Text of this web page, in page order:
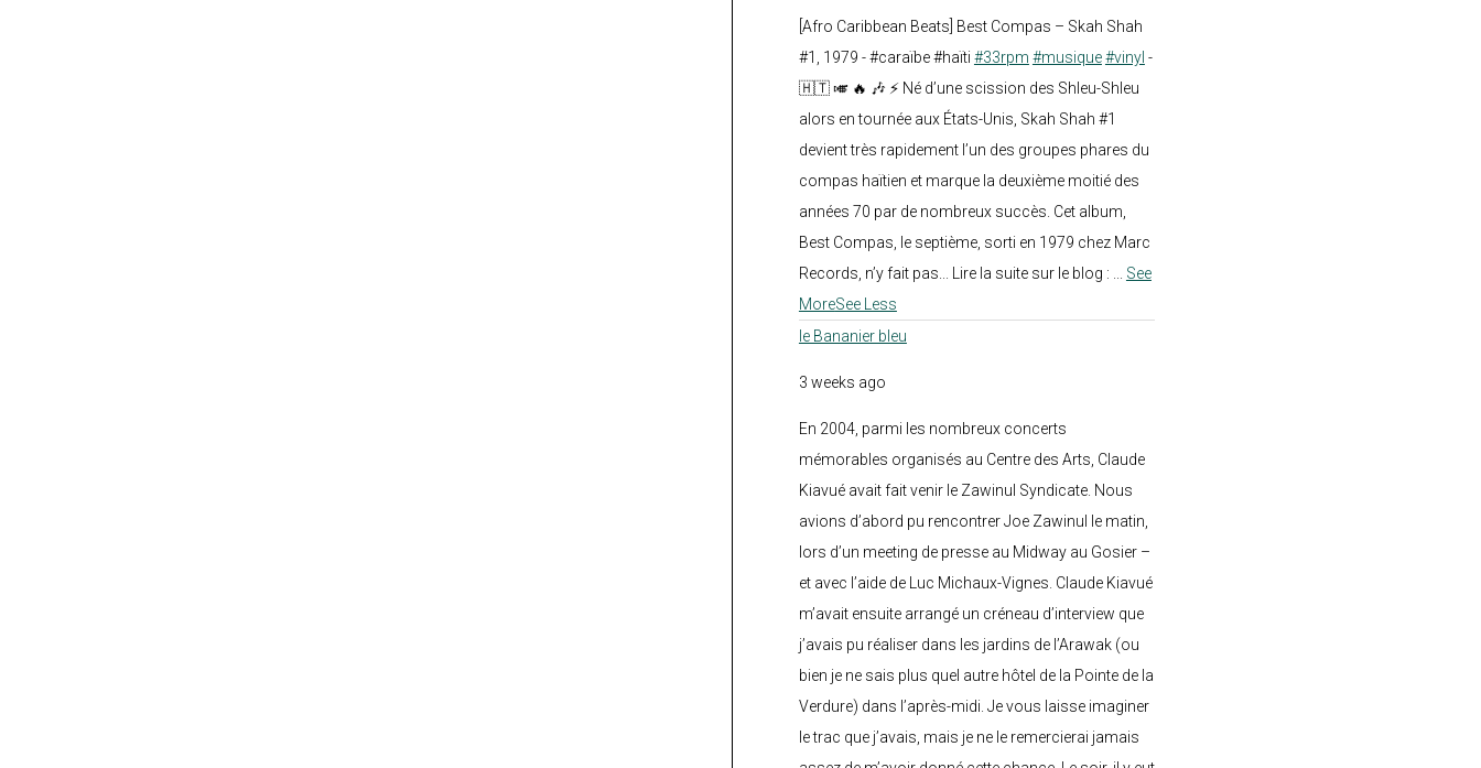
[Afro Caribbean Beats] Best Compas – Skah Shah
#1, 1979 - #caraïbe #haïti #33rpm #musique#vinyl -
🇭🇹 🎺 🔥 🎶 ⚡ Né d’une scission des Shleu-Shleu
alors en tournée aux États-Unis, Skah Shah #1
devient très rapidement l’un des groupes phares du
compas haïtien et marque la deuxième moitié des
années 70 par de nombreux succès. Cet album,
Best Compas, le septième, sorti en 1979 chez Marc
Records, n’y fait pas... Lire la suite sur le blog :
See
MoreSee Less
le Bananier bleu
3 weeks ago
En 2004, parmi les nombreux concerts
mémorables organisés au Centre des Arts, Claude
Kiavué avait fait venir le Zawinul Syndicate. Nous
avions d’abord pu rencontrer Joe Zawinul le matin,
lors d’un meeting de presse au Midway au Gosier –
et avec l’aide de Luc Michaux-Vignes. Claude Kiavué
m’avait ensuite arrangé un créneau d’interview que
j’avais pu réaliser dans les jardins de l’Arawak (ou
bien je ne sais plus quel autre hôtel de la Pointe de la
Verdure) dans l’après-midi. Je vous laisse imaginer
le trac que j’avais, mais je ne le remercierai jamais